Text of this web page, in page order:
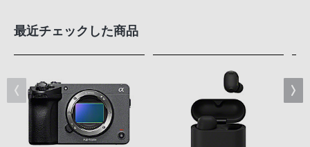
最近チェックした商品